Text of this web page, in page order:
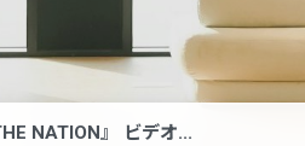
NATION』 ビデオ...